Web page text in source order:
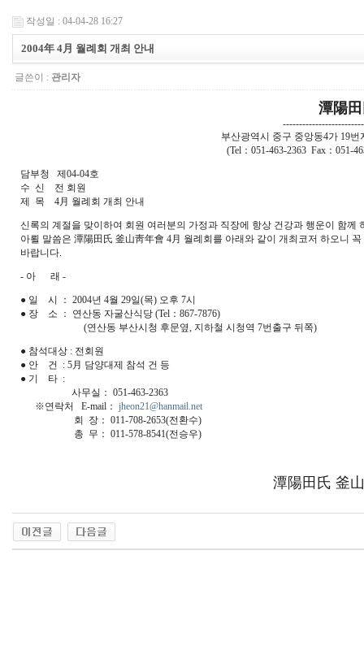
작성일 : 04-04-28 16:27
2004年 4月 월례회 개최 안내
글쓴이 : 관리자
潭陽
부산광역시 중구 중앙동4가 19
(Tel：051-463-2363 Fax：051-
담부청 제04-04호
수 신 전 회원
제 목 4月 월례회 개최 안내
신록의 계절을 맞이하여 회원 여러분의 가정과 직장에 항상 건강과 행운이 함께
아뢸 말씀은 潭陽田氏 釜山靑年會 4月 월례회를 아래와 같이 개최코저 하오니
바랍니다.
- 아 래 -
● 일 시 ： 2004년 4월 29일(목) 오후 7시
● 장 소 ： 연산동 자굴산식당 (Tel：867-7876)
(연산동 부산시청 후문옆, 지하철 시청역 7번출구 뒤쪽)
● 참석대상 : 전회원
● 안 건 : 5月 담양대제 참석 건 등
● 기 타 :
사무실： 051-463-2363
※연락처 E-mail： jheon21@hanmail.net
회 장： 011-708-2653(전환수)
총 무： 011-578-8541(전승우)
潭陽田氏 釜